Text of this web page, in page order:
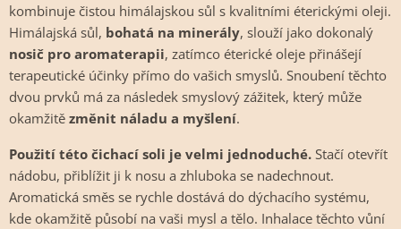
kombinuje čistou himálajskou sůl s kvalitními éterickými oleji.
Himálajská sůl, bohatá na minerály, slouží jako dokonalý
nosič pro aromaterapii, zatímco éterické oleje přinášejí
terapeutické účinky přímo do vašich smyslů. Snoubení těchto
dvou prvků má za následek smyslový zážitek, který může
okamžitě změnit náladu a myšlení.
Použití této čichací soli je velmi jednoduché. Stačí otevřít
nádobu, přiblížit ji k nosu a zhluboka se nadechnout.
Aromatická směs se rychle dostává do dýchacího systému,
kde okamžitě působí na vaši mysl a tělo. Inhalace těchto vůní